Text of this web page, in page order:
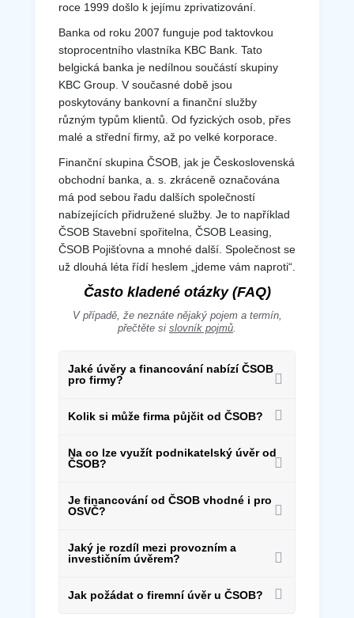
roce 1999 došlo k jejímu zprivatizování.
Banka od roku 2007 funguje pod taktovkou
stoprocentního vlastníka KBC Bank. Tato
belgická banka je nedílnou součástí skupiny
KBC Group. V současné době jsou
poskytovány bankovní a finanční služby
různým typům klientů. Od fyzických osob, přes
malé a střední firmy, až po velké korporace.
Finanční skupina ČSOB, jak je Československá
obchodní banka, a. s. zkráceně označována
má pod sebou řadu dalších společností
nabízejících přidružené služby. Je to například
ČSOB Stavební spořitelna, ČSOB Leasing,
ČSOB Pojišťovna a mnohé další. Společnost se
už dlouhá léta řídí heslem „jdeme vám naproti“.
Často kladené otázky (FAQ)
V případě, že neznáte nějaký pojem a termín,
přečtěte si slovník pojmů.
Jaké úvěry a financování nabízí ČSOB
pro firmy?
Kolik si může firma půjčit od ČSOB?
Na co lze využít podnikatelský úvěr od
ČSOB?
Je financování od ČSOB vhodné i pro
OSVČ?
Jaký je rozdíl mezi provozním a
investičním úvěrem?
Jak požádat o firemní úvěr u ČSOB?